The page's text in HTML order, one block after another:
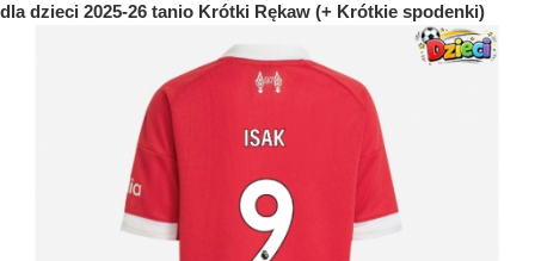
dla dzieci 2025-26 tanio Krótki Rękaw (+ Krótkie spodenki)